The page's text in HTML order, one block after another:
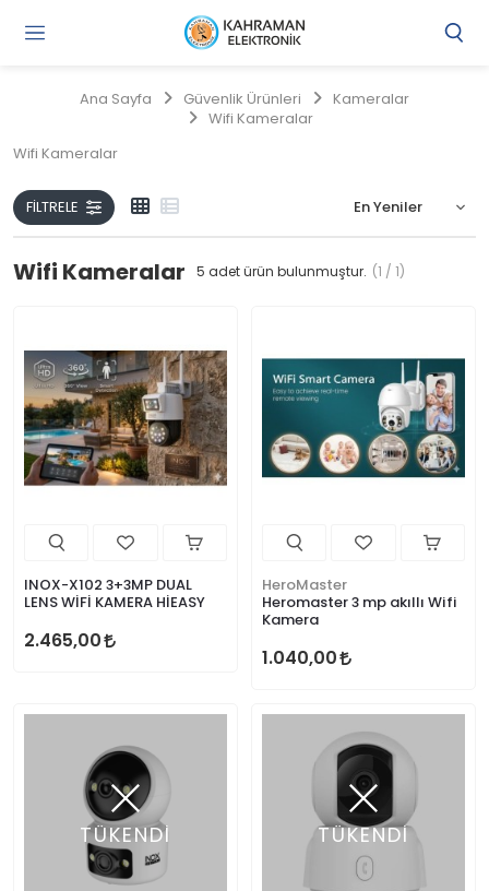
Ana Sayfa Güvenlik Ürünleri
Kameralar
Wifi Kameralar
Wifi Kameralar
FILTRELE
Wifi Kameralar 5 adet ürün bulunmuştur. (1 / 1)
INOX-X102 3+3MP DUAL
LENS WİFİ KAMERA HİEASY
2.465,00
HeroMaster
Heromaster 3 mp akıllı Wifi
Kamera
1.040,00
TÜKENDİ TÜKENDİ